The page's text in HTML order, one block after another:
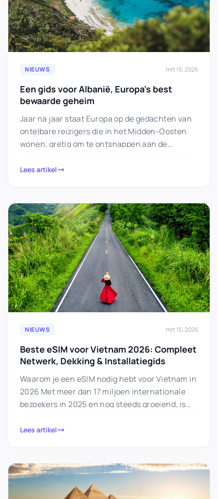
NIEUWS mrt 15, 2026
Een gids voor Albanië, Europa’s best
bewaarde geheim
Jaar na jaar staat Europa op de gedachten van
ontelbare reizigers die in het Midden-Oosten
wonen, gretig om te ontsnappen aan de
Lees artikel
NIEUWS mrt 15, 2026
Beste eSIM voor Vietnam 2026: Compleet
Netwerk, Dekking & Installatiegids
Waarom je een eSIM nodig hebt voor Vietnam in
2026 Met meer dan 17 miljoen internationale
bezoekers in 2025 en nog steeds groeiend, is
Lees artikel